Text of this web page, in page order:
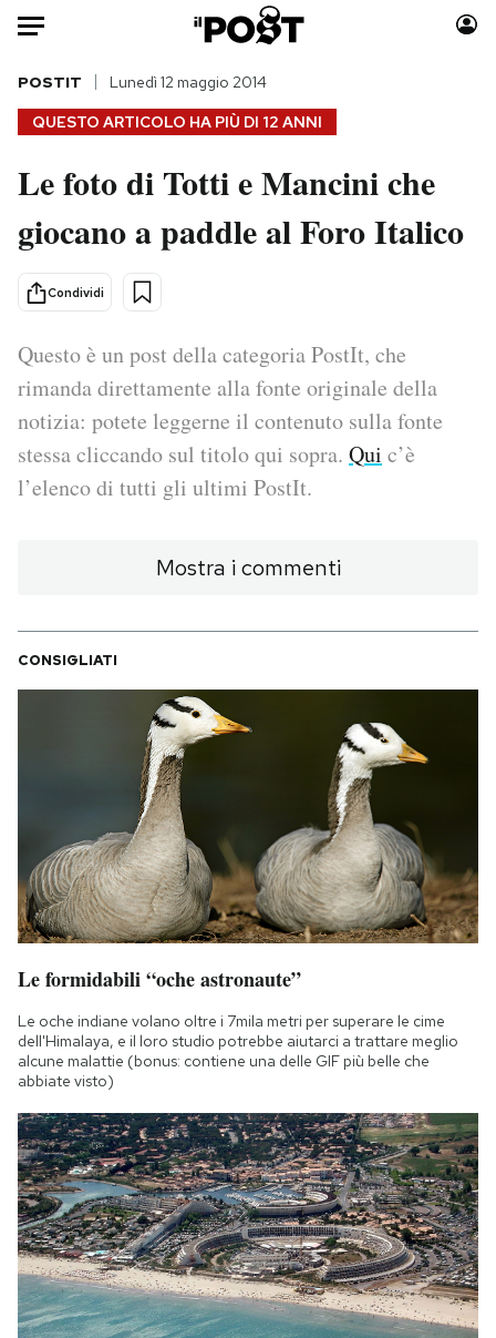
Auto
HOME
Italia
Politica
Tecnologia
Internet
Scienza
Cultura
Moda
Consumismi
Media
Europa
I MIEI PREFERITI
CALENDARIO
AREA PERSONALE
Newsletter
Notifiche mobile
Regala il Post
Hai bisogno di aiuto?
QUESTO ARTICOLO HA PIÙ DI 12 ANNI
POSTIT Lunedì 12 maggio 2014
Le foto di Totti e Mancini che
giocano a paddle al Foro Italico
Condividi
Questo è un post della categoria PostIt, che
rimanda direttamente alla fonte originale della
notizia: potete leggerne il contenuto sulla fonte
stessa cliccando sul titolo qui sopra. Qui c’è
l’elenco di tutti gli ultimi PostIt.
Mostra i commenti
CONSIGLIATI
Le formidabili “oche astronaute”
Le oche indiane volano oltre i 7mila metri per superare le cime
dell'Himalaya, e il loro studio potrebbe aiutarci a trattare meglio
alcune malattie (bonus: contiene una delle GIF più belle che
abbiate visto)